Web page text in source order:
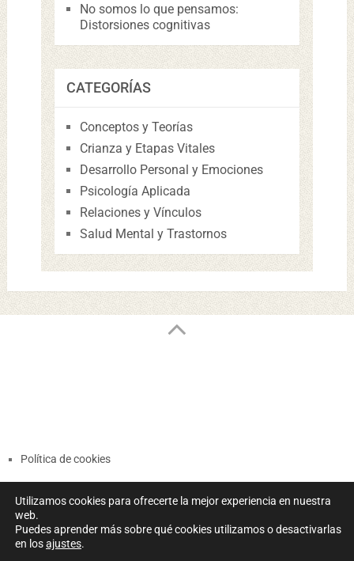
No somos lo que pensamos:
Distorsiones cognitivas
CATEGORÍAS
Conceptos y Teorías
Crianza y Etapas Vitales
Desarrollo Personal y Emociones
Psicología Aplicada
Relaciones y Vínculos
Salud Mental y Trastornos
Política de cookies
Términos y Condiciones
Política de Privacidad
Utilizamos cookies para ofrecerte la mejor experiencia en nuestra
web.
Puedes aprender más sobre qué cookies utilizamos o desactivarlas
en losajustes.